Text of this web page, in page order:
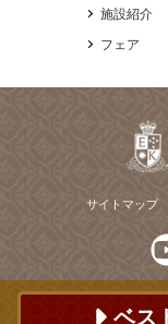
ベス
施設紹介
フェア
サイトマップ